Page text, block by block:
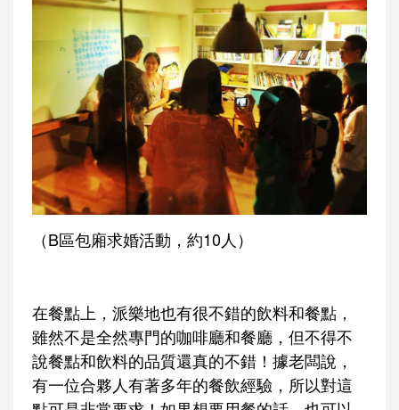
（B區包廂求婚活動，約10人）
在餐點上，派樂地也有很不錯的飲料和餐點，
雖然不是全然專門的咖啡廳和餐廳，但不得不
說餐點和飲料的品質還真的不錯！據老闆說，
有一位合夥人有著多年的餐飲經驗，所以對這